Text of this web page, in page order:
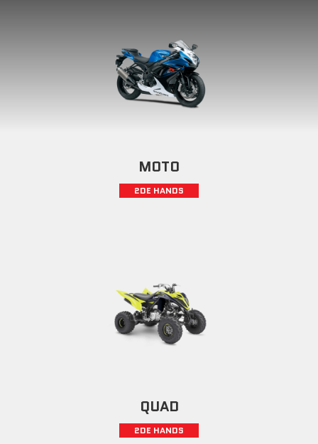
MOTO
2DE HANDS
QUAD
2DE HANDS